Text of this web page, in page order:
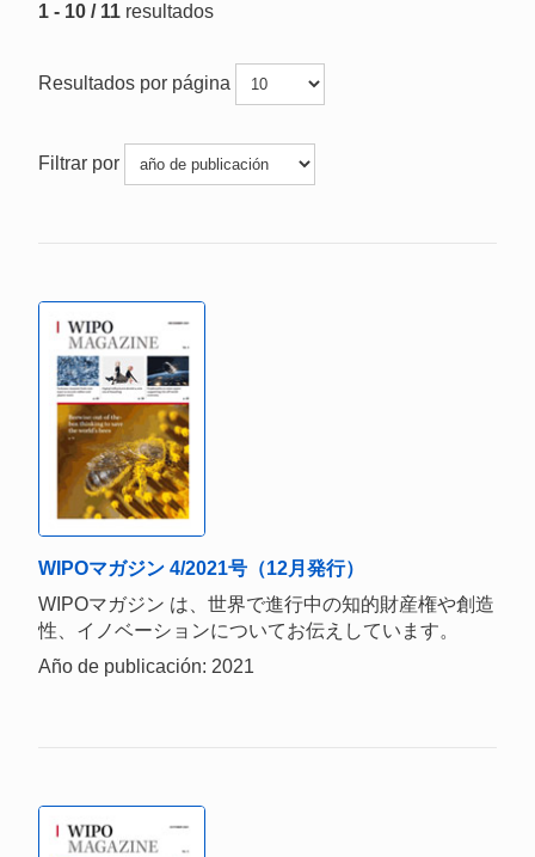
1 - 10 / 11 resultados
Resultados por página
Filtrar por
WIPOマガジン 4/2021号（12月発行）
WIPOマガジン は、世界で進行中の知的財産権や創造
性、イノベーションについてお伝えしています。
Año de publicación: 2021